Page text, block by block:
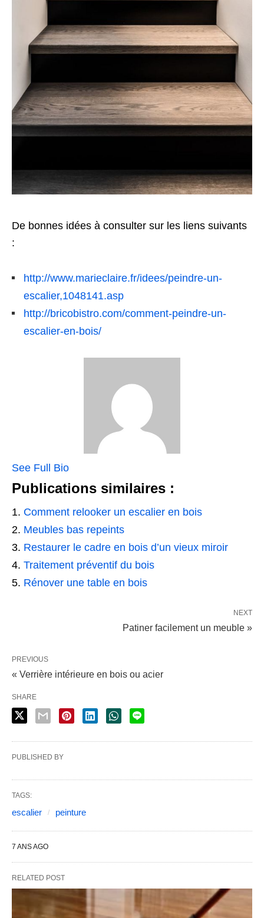
De bonnes idées à consulter sur les liens suivants
:
http://www.marieclaire.fr/idees/peindre-un-
escalier,1048141.asp
http://bricobistro.com/comment-peindre-un-
escalier-en-bois/
See Full Bio
Publications similaires :
Comment relooker un escalier en bois
Meubles bas repeints
Restaurer le cadre en bois d’un vieux miroir
Traitement préventif du bois
Rénover une table en bois
NEXT
Patiner facilement un meuble »
PREVIOUS
« Verrière intérieure en bois ou acier
SHARE
PUBLISHED BY
TAGS:
escalier peinture
7 ANS AGO
RELATED POST